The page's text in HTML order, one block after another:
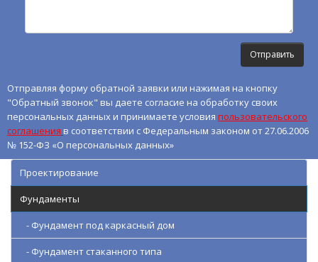
Отправляя форму обратной заявки или нажимая на кнопку
"Обратный звонок" вы даете согласие на обработку своих
персональных данных и принимаете условия пользовательского
соглашения в соответствии с Федеральным законом от 27.06.2006
№ 152-ФЗ «О персональных данных»
Проектирование
Фундаменты
- Фундамент под каркасный дом
- Фундамент стаканного типа